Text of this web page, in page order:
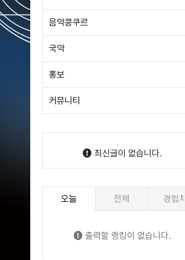
음악콩쿠르
국악
홍보
커뮤니티
최신글이 없습니다.
오늘 전체 경험치
출력할 랭킹이 없습니다.